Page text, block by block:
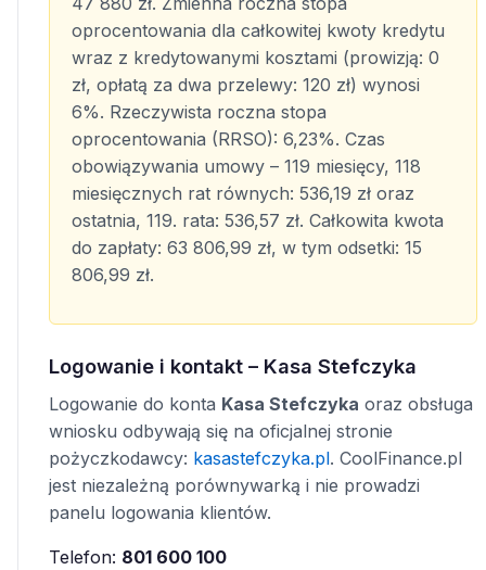
oprocentowania dla całkowitej kwoty kredytu
wraz z kredytowanymi kosztami (prowizją: 0
zł, opłatą za dwa przelewy: 120 zł) wynosi
6%. Rzeczywista roczna stopa
oprocentowania (RRSO): 6,23%. Czas
obowiązywania umowy – 119 miesięcy, 118
miesięcznych rat równych: 536,19 zł oraz
ostatnia, 119. rata: 536,57 zł. Całkowita kwota
do zapłaty: 63 806,99 zł, w tym odsetki: 15
806,99 zł.
Logowanie i kontakt – Kasa Stefczyka
Logowanie do konta Kasa Stefczyka oraz obsługa
wniosku odbywają się na oficjalnej stronie
pożyczkodawcy: kasastefczyka.pl. CoolFinance.pl
jest niezależną porównywarką i nie prowadzi
panelu logowania klientów.
Telefon: 801 600 100